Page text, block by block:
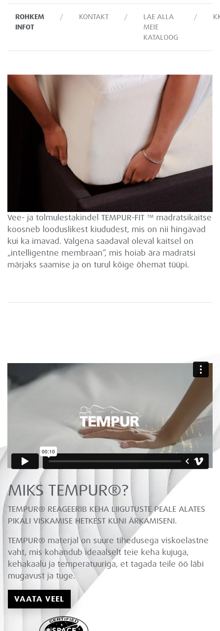
ROHKEM
INFOT
KONTAKT
LAE ALLA
MEIE
KATALOOG
Vee- ja tolmulestakindel TEMPUR-FIT ™ madratsikaitse
koosneb looduslikest kiududest, mis on nii hingavad
kui ka imavad. Valgena saadaval oleval kaitsel on
„intelligentne membraan”, mis hoiab ära madratsi
märjaks saamise ja on turul kõige õhemat tüüpi.
MIKS TEMPUR®?
TEMPUR® REAGEERIB KEHA LIIGUTUSTE PEALE ALATES
PIKALI VISKAMISE HETKEST KUNI ÄRKAMISENI.
TEMPUR® materjal on suure tihedusega viskoelastne
vaht, mis kohandub ideaalselt teie keha kujuga,
kehakaalu ja temperatuuriga, et tagada teile öö läbi
mugavust ja tuge.
VAATA VEEL